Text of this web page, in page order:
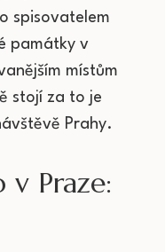
spisovatelem
památky v
místům
stojí za to je
Prahy.
v Praze: